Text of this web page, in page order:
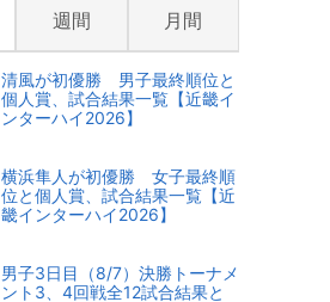
週間 月間
清風が初優勝 男子最終順位と
個人賞、試合結果一覧【近畿イ
ンターハイ2026】
横浜隼人が初優勝 女子最終順
位と個人賞、試合結果一覧【近
畿インターハイ2026】
男子3日目（8/7）決勝トーナメ
ント3、4回戦全12試合結果と